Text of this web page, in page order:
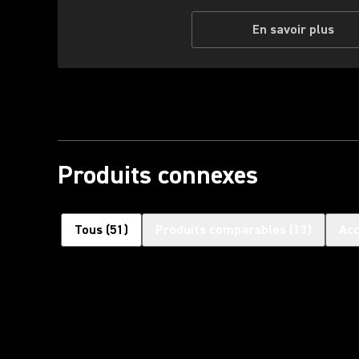
En savoir plus
Produits connexes
Tous (51 )